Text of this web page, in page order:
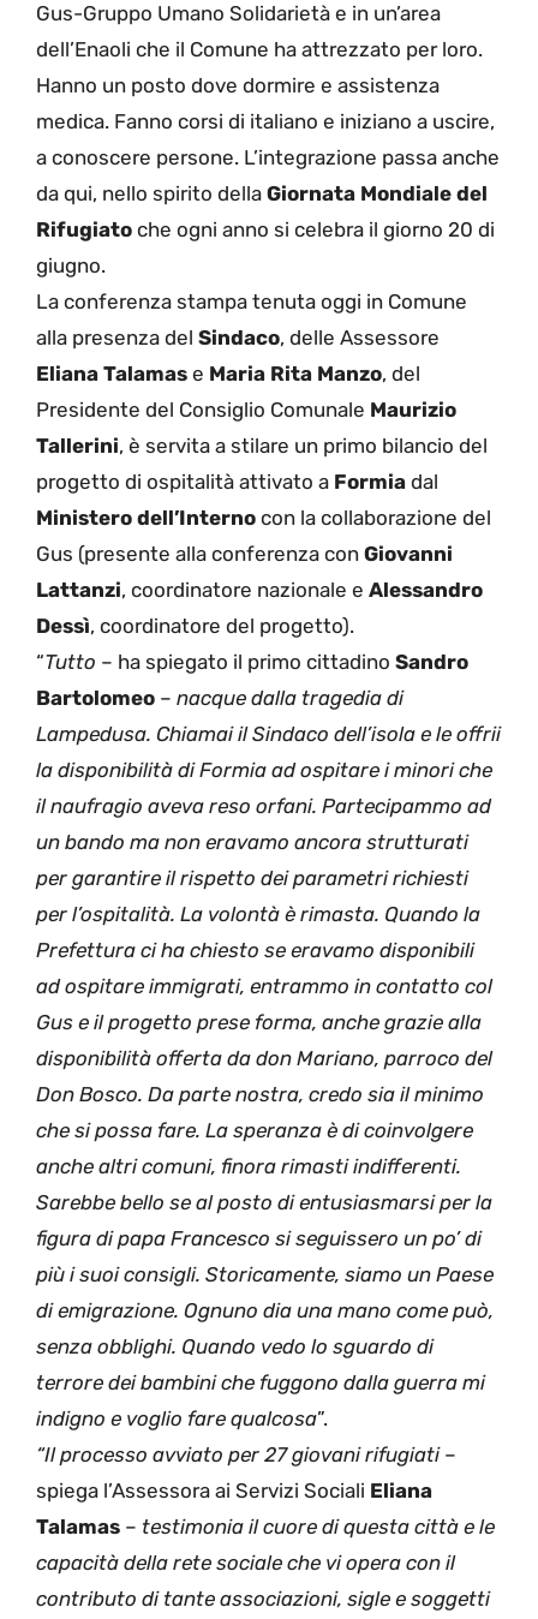
Gus-Gruppo Umano Solidarietà e in un’area
dell’Enaoli che il Comune ha attrezzato per loro.
Hanno un posto dove dormire e assistenza
medica. Fanno corsi di italiano e iniziano a uscire,
a conoscere persone. L’integrazione passa anche
da qui, nello spirito della Giornata Mondiale del
Rifugiato che ogni anno si celebra il giorno 20 di
giugno.
La conferenza stampa tenuta oggi in Comune
alla presenza del Sindaco, delle Assessore
Eliana Talamas e Maria Rita Manzo, del
Presidente del Consiglio Comunale Maurizio
Tallerini, è servita a stilare un primo bilancio del
progetto di ospitalità attivato a Formia dal
Ministero dell’Interno con la collaborazione del
Gus (presente alla conferenza con Giovanni
Lattanzi, coordinatore nazionale e Alessandro
Dessì, coordinatore del progetto).
“Tutto – ha spiegato il primo cittadino Sandro
Bartolomeo – nacque dalla tragedia di
Lampedusa. Chiamai il Sindaco dell’isola e le offrii
la disponibilità di Formia ad ospitare i minori che
il naufragio aveva reso orfani. Partecipammo ad
un bando ma non eravamo ancora strutturati
per garantire il rispetto dei parametri richiesti
per l’ospitalità. La volontà è rimasta. Quando la
Prefettura ci ha chiesto se eravamo disponibili
ad ospitare immigrati, entrammo in contatto col
Gus e il progetto prese forma, anche grazie alla
disponibilità offerta da don Mariano, parroco del
Don Bosco. Da parte nostra, credo sia il minimo
che si possa fare. La speranza è di coinvolgere
anche altri comuni, finora rimasti indifferenti.
Sarebbe bello se al posto di entusiasmarsi per la
figura di papa Francesco si seguissero un po’ di
più i suoi consigli. Storicamente, siamo un Paese
di emigrazione. Ognuno dia una mano come può,
senza obblighi. Quando vedo lo sguardo di
terrore dei bambini che fuggono dalla guerra mi
indigno e voglio fare qualcosa”.
“Il processo avviato per 27 giovani rifugiati–
spiega l’Assessora ai Servizi Sociali Eliana
Talamas – testimonia il cuore di questa città e le
capacità della rete sociale che vi opera con il
contributo di tante associazioni, sigle e soggetti